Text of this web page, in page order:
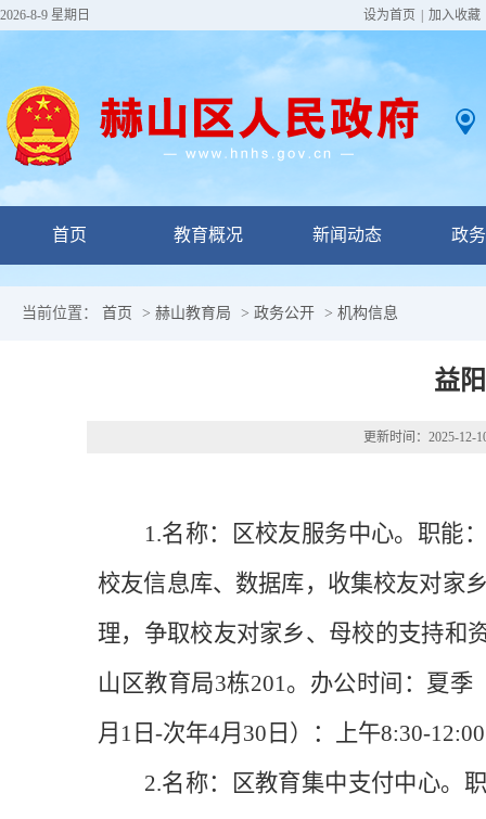
2026-8-9 星期日 设为首页 加入收藏
首页 教育概况 新闻动态 政
当前位置： 首页 > 赫山教育局 > 政务公开 > 机构信息
益
更新时间： 2025-12-
1.名称：区校友服务中心。职能：
校友信息库、数据库，收集校友对家
理，争取校友对家乡、母校的支持和
山区教育局3栋201。办公时间：夏季
月1日-次年4月30日）：上午8:30-
2.名称：区教育集中支付中心。职